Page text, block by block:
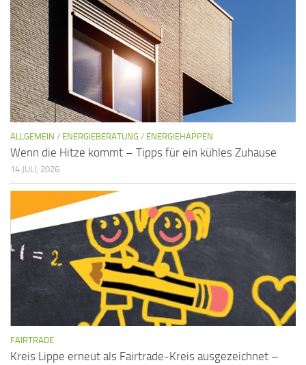
ALLGEMEIN / ENERGIEBERATUNG / ENERGIEHAPPEN
Wenn die Hitze kommt – Tipps für ein kühles Zuhause
14 JULI, 2026
FAIRTRADE
Kreis Lippe erneut als Fairtrade-Kreis ausgezeichnet –